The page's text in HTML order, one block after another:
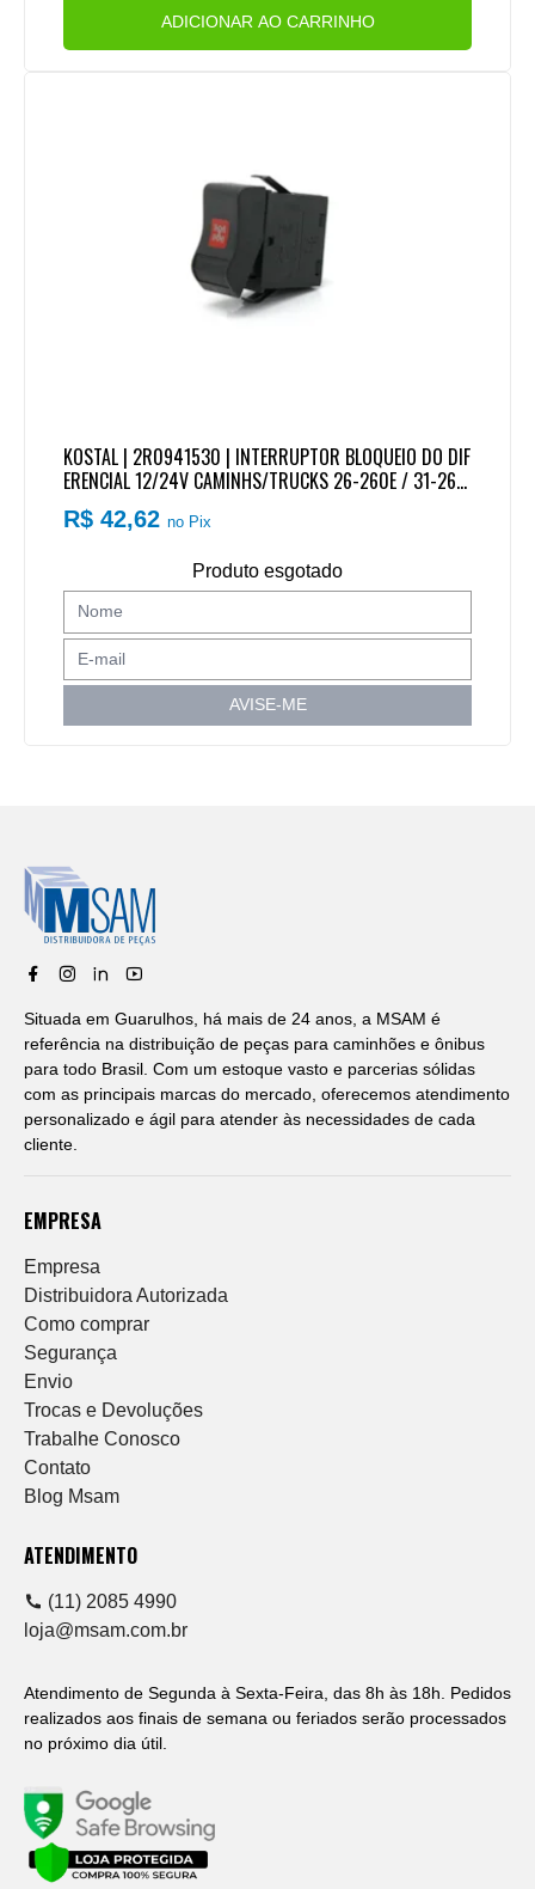
ADICIONAR AO CARRINHO
KOSTAL | 2R0941530 | INTERRUPTOR BLOQUEIO DO DIF
ERENCIAL 12/24V CAMINHS/TRUCKS 26-260E / 31-260
E
R$ 42,62no Pix
Produto esgotado
AVISE-ME
Situada em Guarulhos, há mais de 24 anos, a MSAM é
referência na distribuição de peças para caminhões e ônibus
para todo Brasil. Com um estoque vasto e parcerias sólidas
com as principais marcas do mercado, oferecemos atendimento
personalizado e ágil para atender às necessidades de cada
cliente.
EMPRESA
Empresa
Distribuidora Autorizada
Como comprar
Segurança
Envio
Trocas e Devoluções
Trabalhe Conosco
Contato
Blog Msam
ATENDIMENTO
(11) 2085 4990
loja@msam.com.br
Atendimento de Segunda à Sexta-Feira, das 8h às 18h. Pedidos
realizados aos finais de semana ou feriados serão processados
no próximo dia útil.